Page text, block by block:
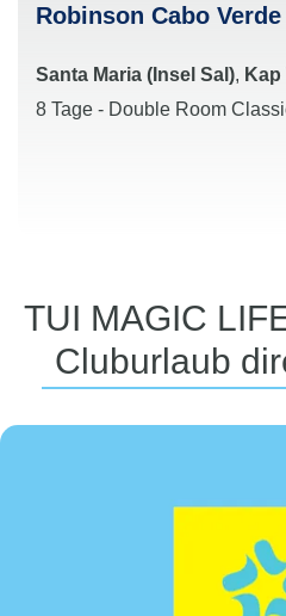
Robinson Cabo Verde
Santa Maria (Insel Sal), Kap
8 Tage - Double Room
TUI MAGIC
Cluburlaub